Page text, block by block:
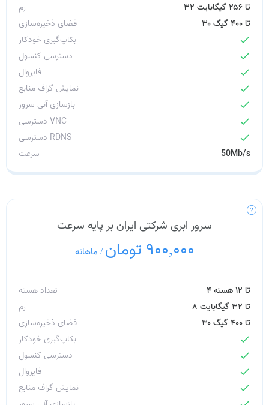
رم
۳۲ تا ۲۵۶ گیگابایت
فضای ذخیره‌سازی
۳۰ تا ۴۰۰ گیگ
بکاپ‌گیری خودکار
check
دسترسی کنسول check
فایروال check
نمایش گراف منابع check
بازسازی آنی سرور check
دسترسی VNC check
دسترسی RDNS check
سرعت 50Mb/s
سرور ابری شرکتی ایران بر پایه سرعت
900,000 تومان / ماهانه
تعداد هسته
۴ تا ۱۲ هسته
رم
۸ تا ۳۲ گیگابایت
فضای ذخیره‌سازی
۳۰ تا ۴۰۰ گیگ
بکاپ‌گیری خودکار
check
دسترسی کنسول check
فایروال check
نمایش گراف منابع check